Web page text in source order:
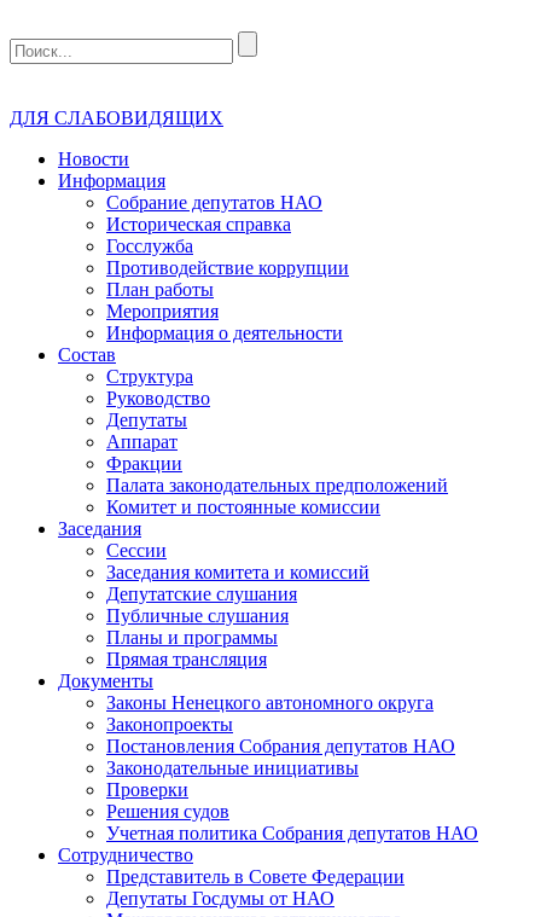
ДЛЯ СЛАБОВИДЯЩИХ
Новости
Информация
Собрание депутатов НАО
Историческая справка
Госслужба
Противодействие коррупции
План работы
Мероприятия
Информация о деятельности
Состав
Структура
Руководство
Депутаты
Аппарат
Фракции
Палата законодательных предположений
Комитет и постоянные комиссии
Заседания
Сессии
Заседания комитета и комиссий
Депутатские слушания
Публичные слушания
Планы и программы
Прямая трансляция
Документы
Законы Ненецкого автономного округа
Законопроекты
Постановления Собрания депутатов НАО
Законодательные инициативы
Проверки
Решения судов
Учетная политика Собрания депутатов НАО
Сотрудничество
Представитель в Совете Федерации
Депутаты Госдумы от НАО